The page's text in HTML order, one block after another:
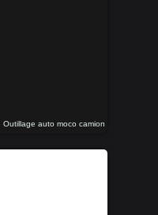
Outillage auto moco camion